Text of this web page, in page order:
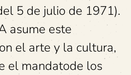
5 de julio de 1971).
asume este
el arte y la cultura,
el mandatode los